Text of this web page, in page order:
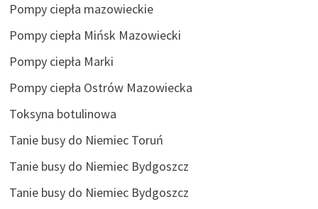
Pompy ciepła mazowieckie
Pompy ciepła Mińsk Mazowiecki
Pompy ciepła Marki
Pompy ciepła Ostrów Mazowiecka
Toksyna botulinowa
Tanie busy do Niemiec Toruń
Tanie busy do Niemiec Bydgoszcz
Tanie busy do Niemiec Bydgoszcz